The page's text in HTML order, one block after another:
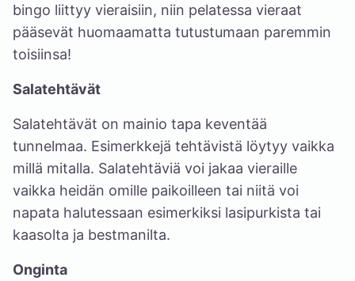
bingo liittyy vieraisiin, niin pelatessa vieraat
pääsevät huomaamatta tutustumaan paremmin
toisiinsa!
Salatehtävät
Salatehtävät on mainio tapa keventää
tunnelmaa. Esimerkkejä tehtävistä löytyy vaikka
millä mitalla. Salatehtäviä voi jakaa vieraille
vaikka heidän omille paikoilleen tai niitä voi
napata halutessaan esimerkiksi lasipurkista tai
kaasolta ja bestmanilta.
Onginta